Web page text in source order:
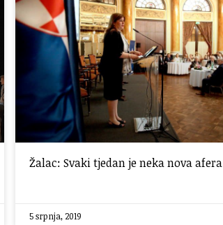
Žalac: Svaki tjedan je neka nova afera
5 srpnja, 2019